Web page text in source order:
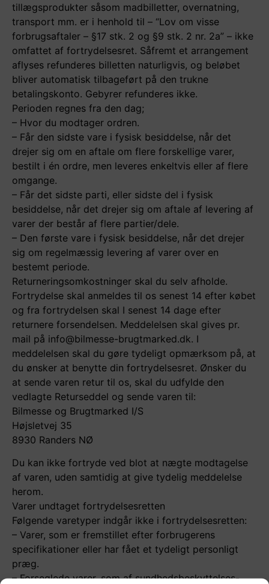
tillægsprodukter såsom madbilletter, overnatning,
transport mm. er i henhold til – “Lov om visse
forbrugsaftaler – §17 stk. 2 og §9 stk. 2 nr. 2a” – ikke
omfattet af fortrydelsesret. Såfremt et arrangement
aflyses refunderes billetten naturligvis, og beløbet
bliver automatisk tilbageført på den trukne
betalingskonto. Gebyrer refunderes ikke.
Perioden regnes fra den dag;
– Hvor du modtager ordren.
– Får den sidste vare i fysisk besiddelse, når det
drejer sig om en aftale om flere forskellige varer,
bestilt i én ordre, men leveres enkeltvis eller af flere
omgange.
– Får det sidste parti, eller sidste del i fysisk
besiddelse, når det drejer sig om aftale af levering af
varer der består af flere partier/dele.
– Den første vare i fysisk besiddelse, når det drejer
sig om regelmæssig levering af varer over en
bestemt periode.
Returneringsomkostninger skal du selv afholde.
Fortrydelse skal anmeldes til os senest 14 efter købet
og fra fortrydelsen skal I senest 14 dage efter
returnere forsendelsen. Meddelelsen skal gives pr.
mail på info@bilmesse-brugtmarked.dk. I
meddelelsen skal du gøre tydeligt opmærksom på, at
du ønsker at benytte din fortrydelsesret. Ønsker du
at sende varen retur til os, skal du udfylde den
vedlagte Returseddel og sende varen til:
Bilmesse og Brugtmarked I/S
Højsletvej 35
8930 Randers NØ
Du kan ikke fortryde ved blot at nægte modtagelse
af varen, uden samtidig at give tydelig meddelelse
herom.
Varer undtaget fortrydelsesretten
Følgende varetyper indgår ikke i fortrydelsesretten:
– Varer, som er fremstillet efter forbrugerens
specifikationer eller har fået et tydeligt personligt
præg.
– Forseglede varer, som af sundhedsbeskyttelses-